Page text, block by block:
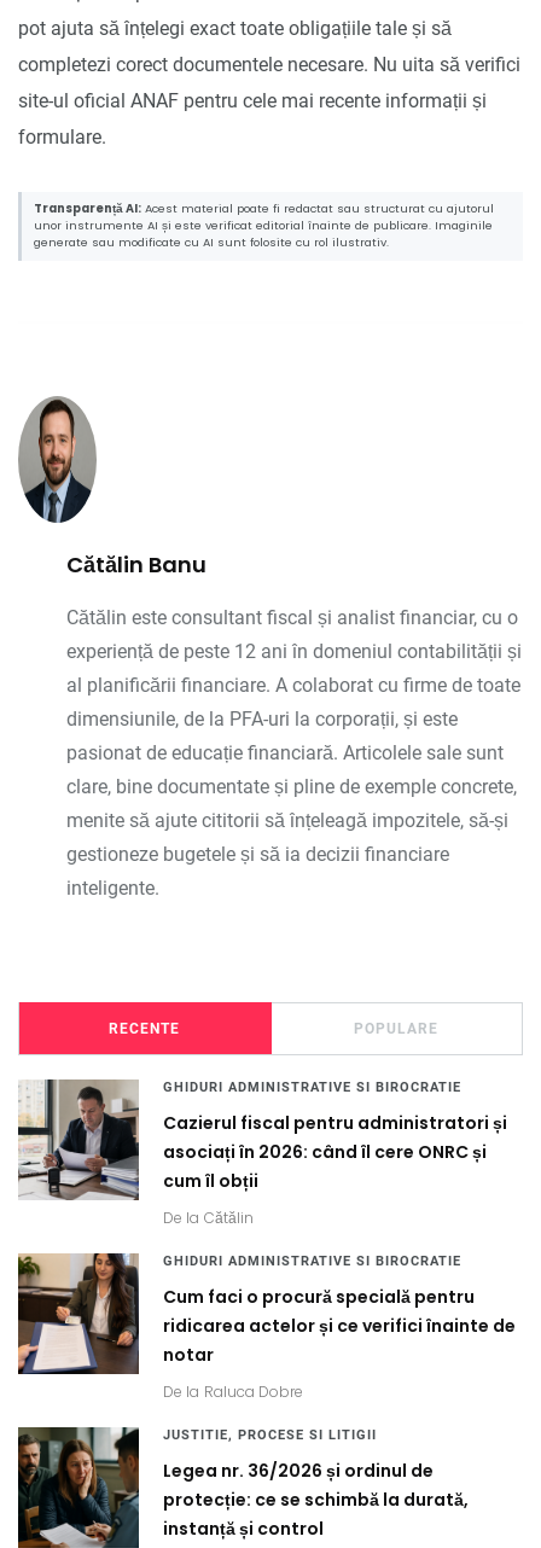
pot ajuta să înțelegi exact toate obligațiile tale și să
completezi corect documentele necesare. Nu uita să verifici
site-ul oficial ANAF pentru cele mai recente informații și
formulare.
Transparență AI: Acest material poate fi redactat sau structurat cu ajutorul
unor instrumente AI și este verificat editorial înainte de publicare. Imaginile
generate sau modificate cu AI sunt folosite cu rol ilustrativ.
Cătălin Banu
Cătălin este consultant fiscal și analist financiar, cu o
experiență de peste 12 ani în domeniul contabilității și
al planificării financiare. A colaborat cu firme de toate
dimensiunile, de la PFA-uri la corporații, și este
pasionat de educație financiară. Articolele sale sunt
clare, bine documentate și pline de exemple concrete,
menite să ajute cititorii să înțeleagă impozitele, să-și
gestioneze bugetele și să ia decizii financiare
inteligente.
RECENTE POPULARE
GHIDURI ADMINISTRATIVE SI BIROCRATIE
Cazierul fiscal pentru administratori și
asociați în 2026: când îl cere ONRC și
cum îl obții
De la Cătălin
GHIDURI ADMINISTRATIVE SI BIROCRATIE
Cum faci o procură specială pentru
ridicarea actelor și ce verifici înainte de
notar
De la Raluca Dobre
JUSTITIE, PROCESE SI LITIGII
Legea nr. 36/2026 și ordinul de
protecție: ce se schimbă la durată,
instanță și control